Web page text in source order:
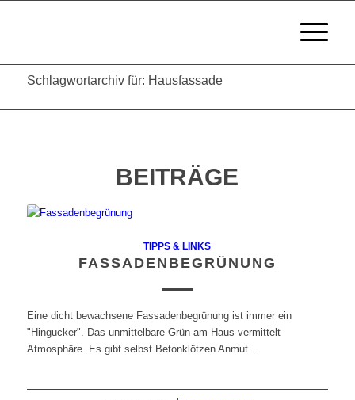
Schlagwortarchiv für: Hausfassade
BEITRÄGE
TIPPS & LINKS
FASSADENBEGRÜNUNG
Eine dicht bewachsene Fassadenbegrünung ist immer ein
"Hingucker". Das unmittelbare Grün am Haus vermittelt
Atmosphäre. Es gibt selbst Betonklötzen Anmut...